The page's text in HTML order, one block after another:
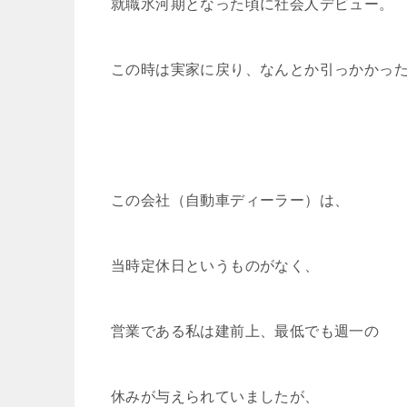
就職氷河期となった頃に社会人デビュー。
この時は実家に戻り、なんとか引っかかっ
この会社（自動車ディーラー）は、
当時定休日というものがなく、
営業である私は建前上、最低でも週一の
休みが与えられていましたが、